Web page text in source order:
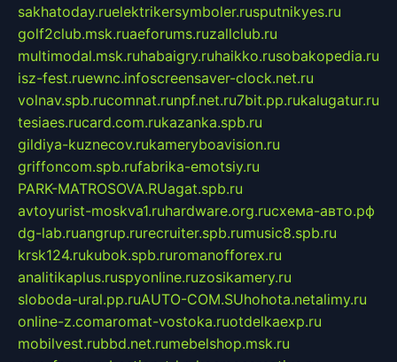
sakhatoday.ruelektrikersymboler.rusputnikyes.ru
golf2club.msk.ruaeforums.ruzallclub.ru
multimodal.msk.ruhabaigry.ruhaikko.rusobakopedia.ru
isz-fest.ruewnc.infoscreensaver-clock.net.ru
volnav.spb.rucomnat.runpf.net.ru7bit.pp.rukalugatur.ru
tesiaes.rucard.com.rukazanka.spb.ru
gildiya-kuznecov.rukameryboavision.ru
griffoncom.spb.rufabrika-emotsiy.ru
PARK-MATROSOVA.RUagat.spb.ru
avtoyurist-moskva1.ruhardware.org.ruсхема-авто.рф
dg-lab.ruangrup.rurecruiter.spb.rumusic8.spb.ru
krsk124.rukubok.spb.ruromanofforex.ru
analitikaplus.ruspyonline.ruzosikamery.ru
sloboda-ural.pp.ruAUTO-COM.SUhohota.netalimy.ru
online-z.comaromat-vostoka.ruotdelkaexp.ru
mobilvest.rubbd.net.rumebelshop.msk.ru